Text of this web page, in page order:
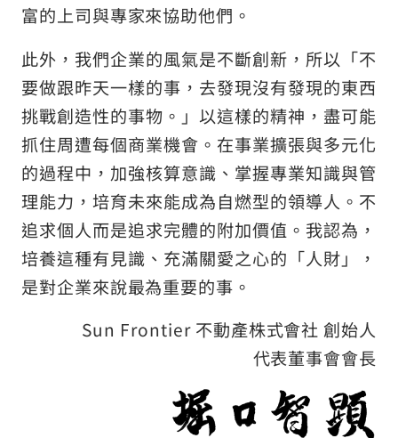
富的上司與專家來協助他們。
此外，我們企業的風氣是不斷創新，所以「不
要做跟昨天一樣的事，去發現沒有發現的東西
挑戰創造性的事物。」以這樣的精神，盡可能
抓住周遭每個商業機會。在事業擴張與多元化
的過程中，加強核算意識、掌握專業知識與管
理能力，培育未來能成為自燃型的領導人。不
追求個人而是追求完體的附加價值。我認為，
培養這種有見識、充滿關愛之心的「人財」，
是對企業來說最為重要的事。
Sun Frontier 不動產株式會社 創始人
代表董事會會長